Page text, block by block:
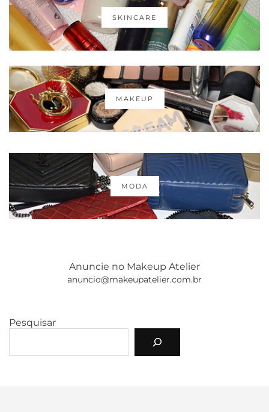
SKINCARE
MAKEUP
MODA
Anuncie no Makeup Atelier
anuncio@makeupatelier.com.br
Pesquisar